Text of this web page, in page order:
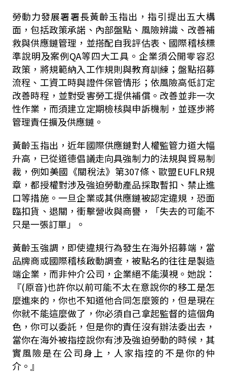
勞動力發展署署長黃齡玉指出，指引提出五大構
面，包括政策承諾、內部盤點、風險辨識、改善補
救與供應鏈管理，並搭配自我評估表、國際稽核標
準說明及案例QA等四大工具。企業須公開零容忍
政策，將規範納入工作規則與教育訓練；盤點招募
流程、工資工時與證件保管情形；依風險高低訂定
改善時程，並對受害勞工提供補償。改善並非一次
性作業，而須建立定期檢核與申訴機制，並逐步將
管理責任擴及供應鏈。
黃齡玉指出，近年國際供應鏈對人權監管力道大幅
升高，已從道德倡議走向具強制力的法規與貿易制
裁，例如美國《關稅法》第307條、歐盟EUFLR規
章，都授權對涉及強迫勞動產品採取暫扣、禁止進
口等措施。一旦企業或其供應鏈被認定違規，恐面
臨扣貨、退關，衝擊營收與商譽，「失去的可能不
只是一張訂單」。
黃齡玉強調，即使違規行為發生在海外招募端，當
品牌商或國際稽核啟動調查，被點名的往往是製造
端企業，而非仲介公司，企業絕不能漠視。她說：
『(原音)也許你以前可能不太在意說你的移工是怎
麼進來的，你也不知道他合同怎麼簽的，但是現在
你就不能這麼做了，你必須自己拿起監督的這個角
色，你可以委託，但是你的責任沒有辦法委出去，
當你在海外被指控說你有涉及強迫勞動的時候，其
實風險是在公司身上，人家指控的不是你的仲
介。』